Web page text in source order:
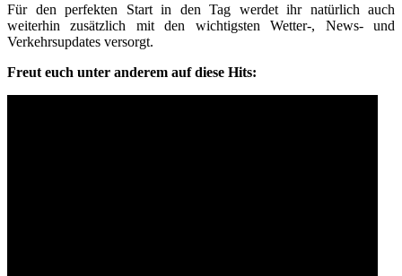
Für den perfekten Start in den Tag werdet ihr natürlich auch
weiterhin zusätzlich mit den wichtigsten Wetter-, News- und
Verkehrsupdates versorgt.
Freut euch unter anderem auf diese Hits: